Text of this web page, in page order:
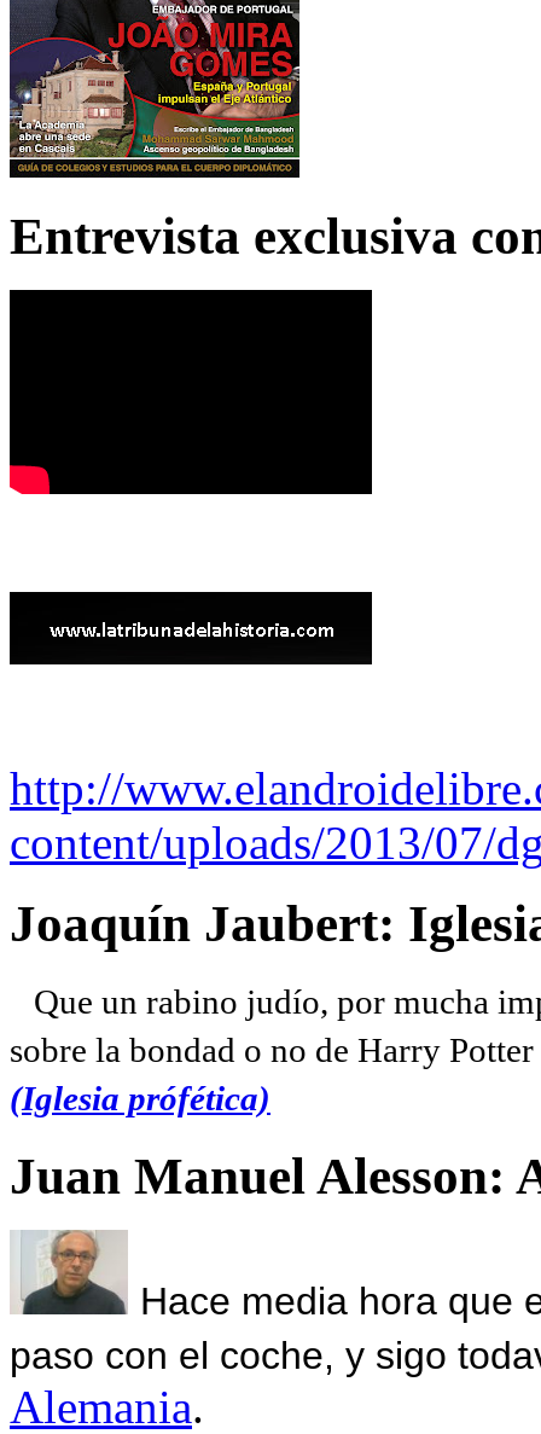
Entrevista exclusiva
http://
content/uploads/2013/07/
Joaquín Jaubert:
Que un rabino judío, por mucha
sobre la bondad o no de Harry
(Iglesia prófética)
Juan Manuel Alesson:
Hace media hora que
paso con el coche, y sigo
Alemania.